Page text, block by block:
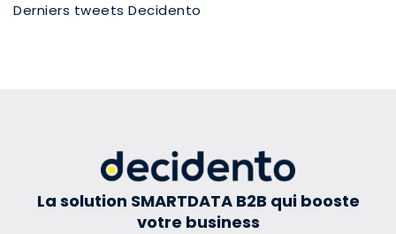
Derniers tweets Decidento
La solution SMARTDATA B2B qui booste
votre business